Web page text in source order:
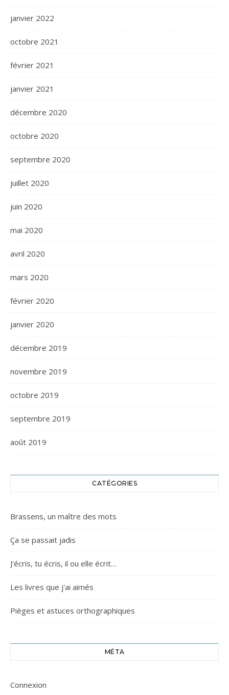
janvier 2022
octobre 2021
février 2021
janvier 2021
décembre 2020
octobre 2020
septembre 2020
juillet 2020
juin 2020
mai 2020
avril 2020
mars 2020
février 2020
janvier 2020
décembre 2019
novembre 2019
octobre 2019
septembre 2019
août 2019
CATÉGORIES
Brassens, un maître des mots
Ça se passait jadis
J'écris, tu écris, il ou elle écrit…
Les livres que j'ai aimés
Pièges et astuces orthographiques
MÉTA
Connexion